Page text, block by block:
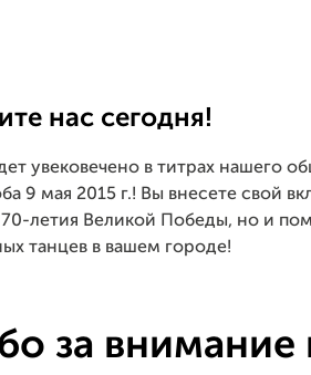
нас сегодня!
увековечено в титрах нашего
9 мая 2015 г.! Вы внесете свой
70-летия Великой Победы, но и
танцев в вашем городе!
за внимание